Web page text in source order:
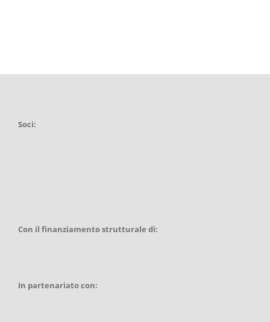
Soci:
Con il finanziamento strutturale di:
In partenariato con: